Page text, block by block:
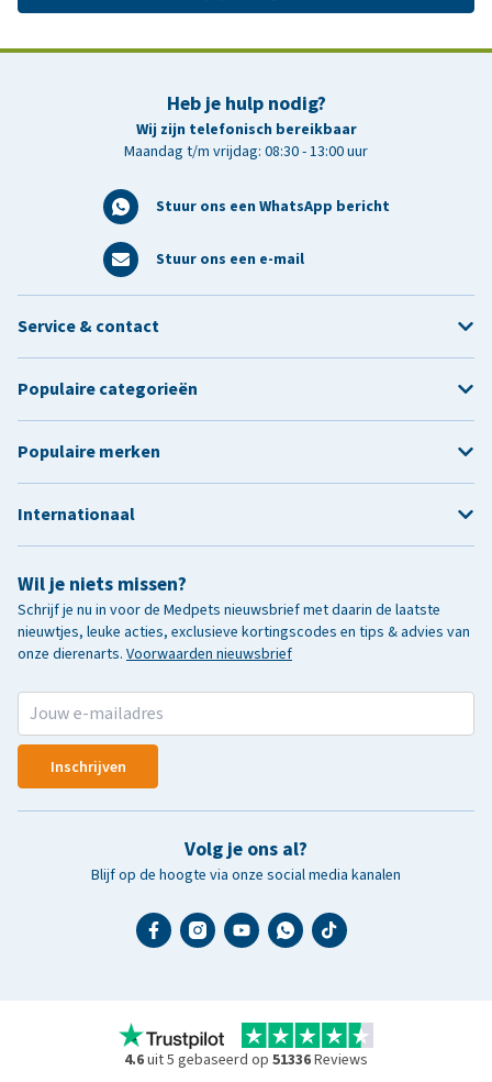
Heb je hulp nodig?
Wij zijn telefonisch bereikbaar
Maandag t/m vrijdag: 08:30 - 13:00 uur
Stuur ons een WhatsApp bericht
Stuur ons een e-mail
Wil je niets missen?
Schrijf je nu in voor de Medpets nieuwsbrief met daarin de laatste
nieuwtjes, leuke acties, exclusieve kortingscodes en tips & advies van
onze dierenarts. Voorwaarden nieuwsbrief
Inschrijven
Volg je ons al?
Blijf op de hoogte via onze social media kanalen
Service & contact
Populaire categorieën
Populaire merken
Internationaal
4.6uit 5 gebaseerd op 51336Reviews